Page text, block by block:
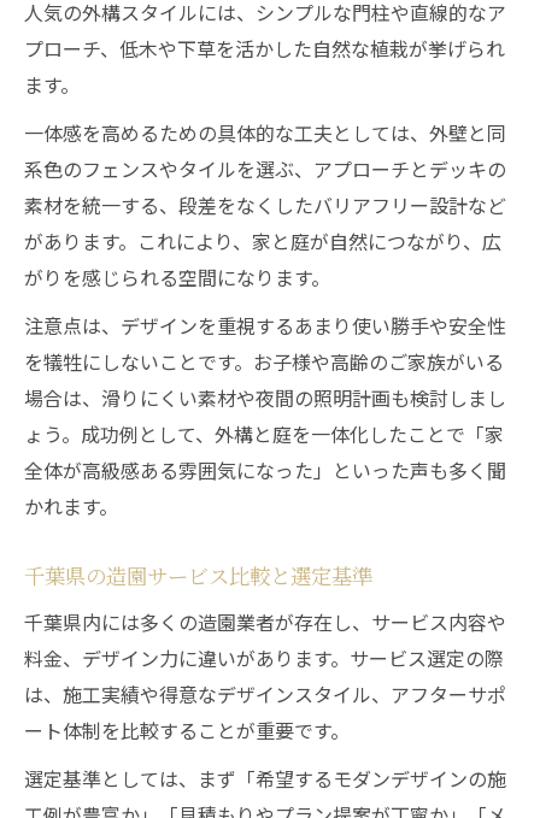
人気の外構スタイルには、シンプルな門柱や直線的なア
プローチ、低木や下草を活かした自然な植栽が挙げられ
ます。
一体感を高めるための具体的な工夫としては、外壁と同
系色のフェンスやタイルを選ぶ、アプローチとデッキの
素材を統一する、段差をなくしたバリアフリー設計など
があります。これにより、家と庭が自然につながり、広
がりを感じられる空間になります。
注意点は、デザインを重視するあまり使い勝手や安全性
を犠牲にしないことです。お子様や高齢のご家族がいる
場合は、滑りにくい素材や夜間の照明計画も検討しまし
ょう。成功例として、外構と庭を一体化したことで「家
全体が高級感ある雰囲気になった」といった声も多く聞
かれます。
千葉県の造園サービス比較と選定基準
千葉県内には多くの造園業者が存在し、サービス内容や
料金、デザイン力に違いがあります。サービス選定の際
は、施工実績や得意なデザインスタイル、アフターサポ
ート体制を比較することが重要です。
選定基準としては、まず「希望するモダンデザインの施